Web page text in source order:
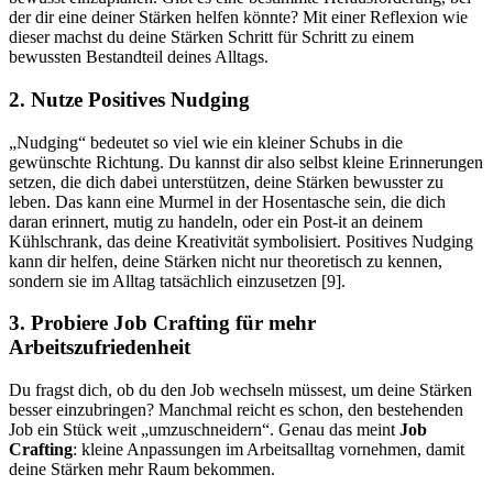
der dir eine deiner Stärken helfen könnte? Mit einer Reflexion wie
dieser machst du deine Stärken Schritt für Schritt zu einem
bewussten Bestandteil deines Alltags.
2. Nutze Positives Nudging
„Nudging“ bedeutet so viel wie ein kleiner Schubs in die
gewünschte Richtung. Du kannst dir also selbst kleine Erinnerungen
setzen, die dich dabei unterstützen, deine Stärken bewusster zu
leben. Das kann eine Murmel in der Hosentasche sein, die dich
daran erinnert, mutig zu handeln, oder ein Post-it an deinem
Kühlschrank, das deine Kreativität symbolisiert. Positives Nudging
kann dir helfen, deine Stärken nicht nur theoretisch zu kennen,
sondern sie im Alltag tatsächlich einzusetzen [9].
3. Probiere Job Crafting für mehr
Arbeitszufriedenheit
Du fragst dich, ob du den Job wechseln müssest, um deine Stärken
besser einzubringen? Manchmal reicht es schon, den bestehenden
Job ein Stück weit „umzuschneidern“. Genau das meint Job
Crafting: kleine Anpassungen im Arbeitsalltag vornehmen, damit
deine Stärken mehr Raum bekommen.